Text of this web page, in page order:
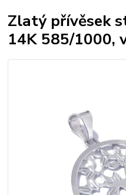
Zlatý přívěsek
14K 585/1000,